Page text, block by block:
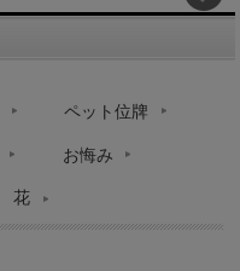
ペット位牌
お悔み
花